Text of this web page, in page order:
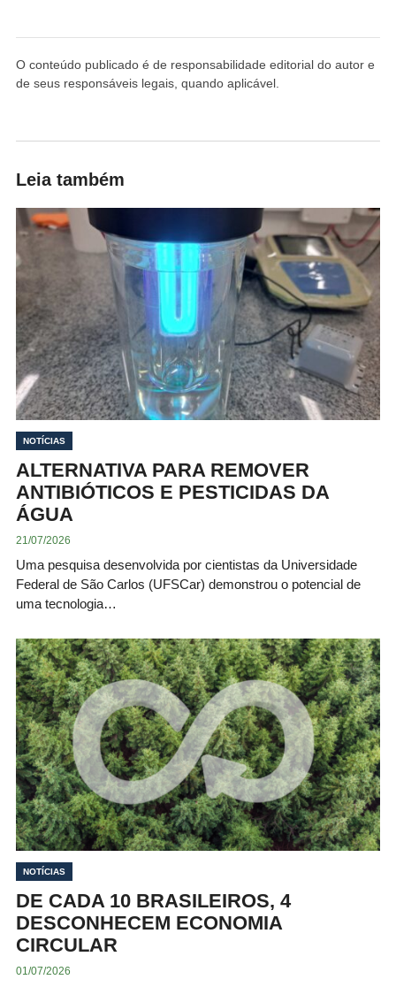
O conteúdo publicado é de responsabilidade editorial do autor e
de seus responsáveis legais, quando aplicável.
Leia também
NOTÍCIAS
ALTERNATIVA PARA REMOVER
ANTIBIÓTICOS E PESTICIDAS DA
ÁGUA
21/07/2026
Uma pesquisa desenvolvida por cientistas da Universidade
Federal de São Carlos (UFSCar) demonstrou o potencial de
uma tecnologia…
NOTÍCIAS
DE CADA 10 BRASILEIROS, 4
DESCONHECEM ECONOMIA
CIRCULAR
01/07/2026